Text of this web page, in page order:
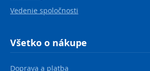
Vedenie spoločnosti
Všetko o nákupe
Doprava a platba